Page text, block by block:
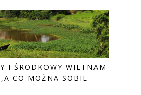
I ŚRODKOWY WIETNAM
CO MOŻNA SOBIE